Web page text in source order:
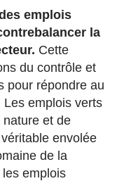
emplois
la
Cette
du contrôle et
pour répondre au
emplois verts
et de
envolée
de la
emplois